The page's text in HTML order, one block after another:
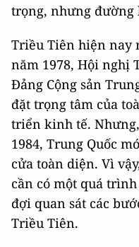
trọng, nhưng đường
Triều Tiên hiện nay
năm 1978, Hội nghị
Đảng Cộng sản
đặt trọng tâm của
triển kinh tế.
1984, Trung Quốc
cửa toàn diện. Vì
cần có một quá
đợi quan sát các
Triều Tiên.